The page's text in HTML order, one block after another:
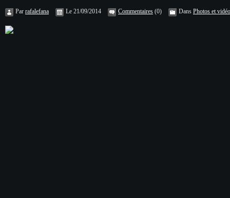
Par rafalefana Le 21/09/2014 Commentaires (0) Dans Photos et